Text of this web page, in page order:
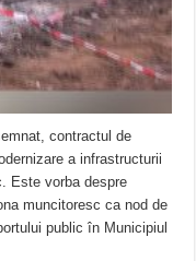
contractul de
a infrastructurii
Este vorba despre
muncitoresc ca nod de
public în Municipiul